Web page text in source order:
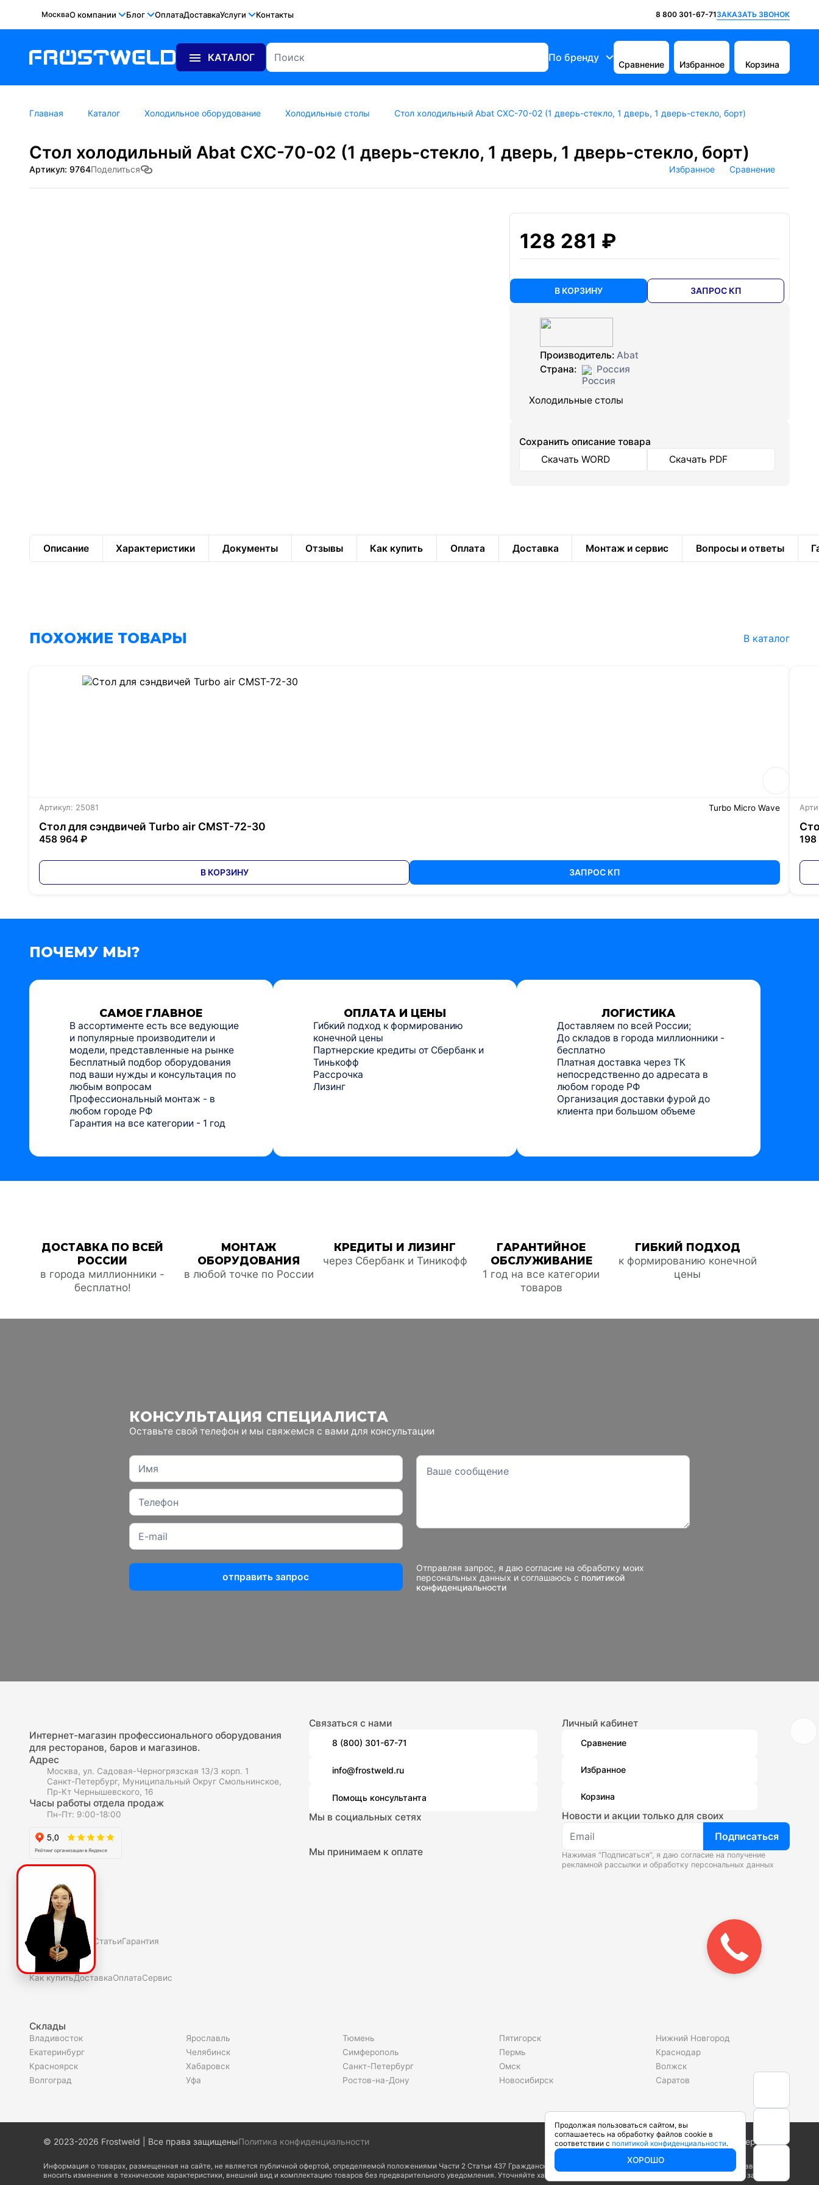
МоскваО компании Блог ОплатаДоставкаУслуги Контакты 8 800 301-67-71ЗАКАЗАТЬ ЗВОНОК
КАТАЛОГ По бренду
Сравнение Избранное Корзина
Главная Каталог Холодильное оборудование Холодильные столы Стол холодильный Abat СХС-70-02 (1 дверь-стекло, 1 дверь, 1 дверь-стекло, борт)
Стол холодильный Abat СХС-70-02 (1 дверь-стекло, 1 дверь, 1 дверь-стекло, борт)
Артикул: 9764Поделиться Избранное Сравнение
128 281 ₽
В КОРЗИНУ ЗАПРОС КП
Производитель: Abat
Страна:
Россия
Холодильные столы
Cохранить описание товара
Скачать WORD
Скачать PDF
Описание Характеристики Документы Отзывы Как купить Оплата Доставка Монтаж и сервис Вопросы и ответы
ПОХОЖИЕ ТОВАРЫ В каталог
Артикул: 25081 Turbo Micro Wave
Стол для сэндвичей Turbo air CMST-72-30
458 964 ₽
В КОРЗИНУ ЗАПРОС КП
ПОЧЕМУ МЫ?
САМОЕ ГЛАВНОЕ
В ассортименте есть все ведующие
и популярные производители и
модели, представленные на рынке
Бесплатный подбор оборудования
под ваши нужды и консультация по
любым вопросам
Профессиональный монтаж - в
любом городе РФ
Гарантия на все категории - 1 год
ОПЛАТА И ЦЕНЫ
Гибкий подход к формированию
конечной цены
Партнерские кредиты от Сбербанк и
Тинькофф
Рассрочка
Лизинг
ЛОГИСТИКА
Доставляем по всей России;
До складов в города миллионники -
бесплатно
Платная доставка через ТК
непосредственно до адресата в
любом городе РФ
Организация доставки фурой до
клиента при большом объеме
ДОСТАВКА ПО ВСЕЙ
РОССИИ
в города миллионники -
бесплатно!
МОНТАЖ
ОБОРУДОВАНИЯ
в любой точке по России
КРЕДИТЫ И ЛИЗИНГ
через Сбербанк и Тиникофф
ГАРАНТИЙНОЕ
ОБСЛУЖИВАНИЕ
1 год на все категории
товаров
ГИБКИЙ ПОДХОД
к формированию конечной
цены
КОНСУЛЬТАЦИЯ СПЕЦИАЛИСТА
Оставьте свой телефон и мы свяжемся с вами для консультации
отправить запрос
Отправляя запрос, я даю согласие на обработку моих
персональных данных и соглашаюсь с политикой
конфиденциальности
Интернет-магазин профессионального оборудования
для ресторанов, баров и магазинов.
Адрес
Москва, ул. Садовая-Черногрязская 13/3 корп. 1
Санкт-Петербург, Муниципальный Округ Смольнинское,
Пр-Кт Чернышевского, 16
Часы работы отдела продаж
Пн-Пт: 9:00-18:00
О компаниии
О нас
Полезное
Скидки и акции СтатьиГарантия
Покупателю
Как купитьДоставкаОплатаСервис
Связаться с нами
8 (800) 301-67-71
info@frostweld.ru
Помощь консультанта
Мы в социальных сетях
Мы принимаем к оплате
Личный кабинет
Сравнение
Избранное
Корзина
Новости и акции только для своих
Подписаться
Нажимая “Подписаться”, я даю согласие на получение
рекламной рассылки и обработку персональных данных
Склады
Владивосток
Екатеринбург
Красноярск
Волгоград
Ярославль
Челябинск
Хабаровск
Уфа
Тюмень
Симферополь
Санкт-Петербург
Ростов-на-Дону
Пятигорск
Пермь
Омск
Новосибирск
Нижний Новгород
Краснодар
Волжск
Саратов
© 2023-2026 Frostweld | Все права защищеныПолитика конфиденциальности Сделано в студии
Информация о товарах, размещенная на сайте, не является публичной офертой, определяемой положениями Части 2 Статьи 437 Гражданского кодекса Российской Федерации. Производители вправе
вносить изменения в технические характеристики, внешний вид и комплектацию товаров без предварительного уведомления. Уточняйте характеристики у наших менеджеров перед оформлением заказа.
Продолжая пользоваться сайтом, вы
соглашаетесь на обработку файлов cookie в
соответствии с политикой конфиденциальности.
ХОРОШО
Закажите
звонок!